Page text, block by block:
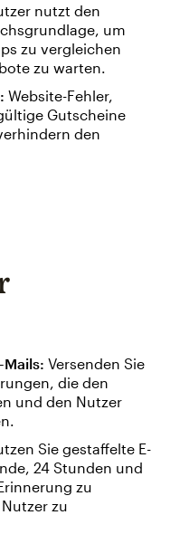
nutzt den
um
zu vergleichen
zu warten.
Website-Fehler,
Gutscheine
den
Mails: Versenden Sie
die den
und den Nutzer
Sie gestaffelte E-
24 Stunden und
zu
zu